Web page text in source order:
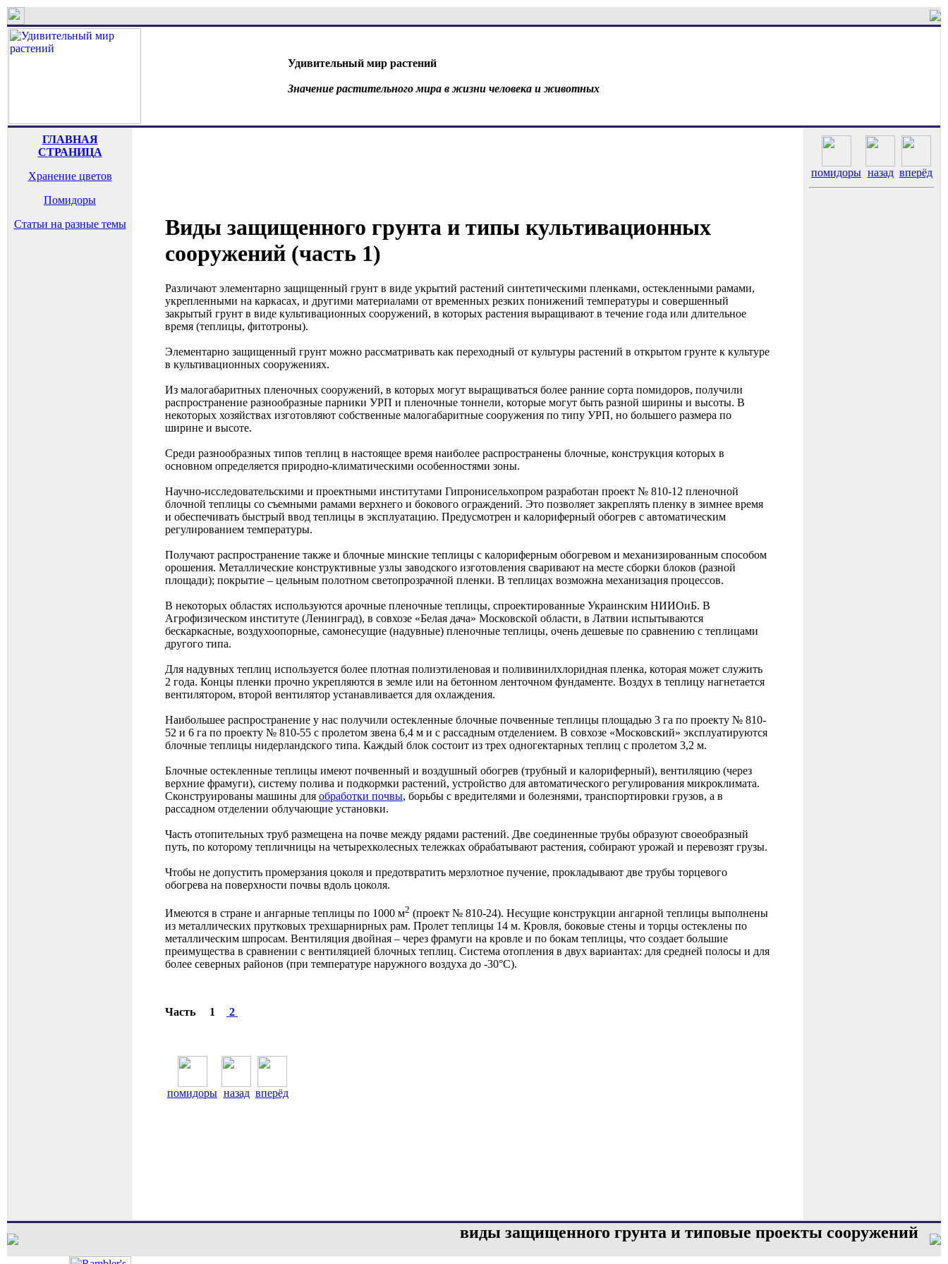
Удивительный мир растений
Значение растительного мира в жизни человека и животных
ГЛАВНАЯ
СТРАНИЦА
Хранение цветов
Помидоры
Статьи на разные темы
Виды защищенного грунта и типы культивационных
сооружений (часть 1)
Различают элементарно защищенный грунт в виде укрытий растений синтетическими пленками, остекленными рамами,
укрепленными на каркасах, и другими материалами от временных резких понижений температуры и совершенный
закрытый грунт в виде культивационных сооружений, в которых растения выращивают в течение года или длительное
время (теплицы, фитотроны).
Элементарно защищенный грунт можно рассматривать как переходный от культуры растений в открытом грунте к культуре
в культивационных сооружениях.
Из малогабаритных пленочных сооружений, в которых могут выращиваться более ранние сорта помидоров, получили
распространение разнообразные парники УРП и пленочные тоннели, которые могут быть разной ширины и высоты. В
некоторых хозяйствах изготовляют собственные малогабаритные сооружения по типу УРП, но большего размера по
ширине и высоте.
Среди разнообразных типов теплиц в настоящее время наиболее распространены блочные, конструкция которых в
основном определяется природно-климатическими особенностями зоны.
Научно-исследовательскими и проектными институтами Гипронисельхопром разработан проект № 810-12 пленочной
блочной теплицы со съемными рамами верхнего и бокового ограждений. Это позволяет закреплять пленку в зимнее время
и обеспечивать быстрый ввод теплицы в эксплуатацию. Предусмотрен и калориферный обогрев с автоматическим
регулированием температуры.
Получают распространение также и блочные минские теплицы с калориферным обогревом и механизированным способом
орошения. Металлические конструктивные узлы заводского изготовления сваривают на месте сборки блоков (разной
площади); покрытие – цельным полотном светопрозрачной пленки. В теплицах возможна механизация процессов.
В некоторых областях используются арочные пленочные теплицы, спроектированные Украинским НИИОиБ. В
Агрофизическом институте (Ленинград), в совхозе «Белая дача» Московской области, в Латвии испытываются
бескаркасные, воздухоопорные, самонесущие (надувные) пленочные теплицы, очень дешевые по сравнению с теплицами
другого типа.
Для надувных теплиц используется более плотная полиэтиленовая и поливинилхлоридная пленка, которая может служить
2 года. Концы пленки прочно укрепляются в земле или на бетонном ленточном фундаменте. Воздух в теплицу нагнетается
вентилятором, второй вентилятор устанавливается для охлаждения.
Наибольшее распространение у нас получили остекленные блочные почвенные теплицы площадью 3 га по проекту № 810-
52 и 6 га по проекту № 810-55 с пролетом звена 6,4 м и с рассадным отделением. В совхозе «Московский» эксплуатируются
блочные теплицы нидерландского типа. Каждый блок состоит из трех одногектарных теплиц с пролетом 3,2 м.
Блочные остекленные теплицы имеют почвенный и воздушный обогрев (трубный и калориферный), вентиляцию (через
верхние фрамуги), систему полива и подкормки растений, устройство для автоматического регулирования микроклимата.
Сконструированы машины для обработки почвы, борьбы с вредителями и болезнями, транспортировки грузов, а в
рассадном отделении облучающие установки.
Часть отопительных труб размещена на почве между рядами растений. Две соединенные трубы образуют своеобразный
путь, по которому тепличницы на четырехколесных тележках обрабатывают растения, собирают урожай и перевозят грузы.
Чтобы не допустить промерзания цоколя и предотвратить мерзлотное пучение, прокладывают две трубы торцевого
обогрева на поверхности почвы вдоль цоколя.
Имеются в стране и ангарные теплицы по 1000 м2 (проект № 810-24). Несущие конструкции ангарной теплицы выполнены
из металлических прутковых трехшарнирных рам. Пролет теплицы 14 м. Кровля, боковые стены и торцы остеклены по
металлическим шпросам. Вентиляция двойная – через фрамуги на кровле и по бокам теплицы, что создает большие
преимущества в сравнении с вентиляцией блочных теплиц. Система отопления в двух вариантах: для средней полосы и для
более северных районов (при температуре наружного воздуха до -30°С).
Часть 1 2
помидоры назад вперёд
помидоры назад вперёд
виды защищенного грунта и типовые проекты сооружений